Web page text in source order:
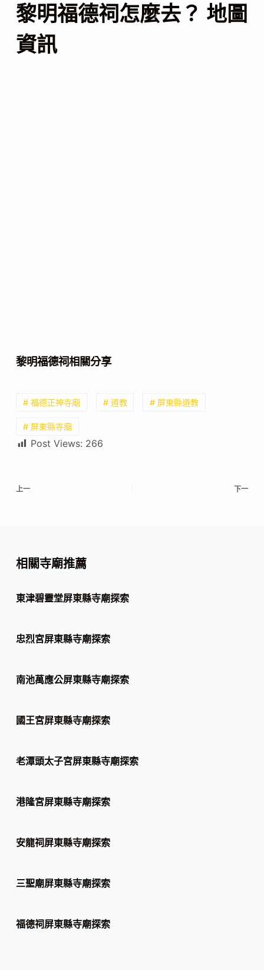
黎明福德祠怎麼去？ 地圖
資訊
黎明福德祠相關分享
# 福德正神寺廟 # 道教 # 屏東縣道教
# 屏東縣寺廟
Post Views: 266
上一 下一
相關寺廟推薦
東津碧靈堂屏東縣寺廟探索
忠烈宮屏東縣寺廟探索
南池萬應公屏東縣寺廟探索
國王宮屏東縣寺廟探索
老潭頭太子宮屏東縣寺廟探索
港隆宮屏東縣寺廟探索
安龍祠屏東縣寺廟探索
三聖廟屏東縣寺廟探索
福德祠屏東縣寺廟探索